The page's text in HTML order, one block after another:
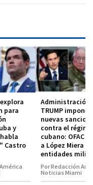
explora
para
y
Castro
Administración
TRUMP impone
nuevas
contra el
cubano: OFAC
a López Miera y
entidades
Por Redacción
Noticias Miami